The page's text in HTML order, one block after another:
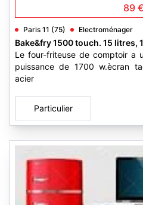
89 €
Paris 11 (75) Electroménager
Bake&fry 1500 touch. 15 litres,
Le four-friteuse de comptoir a
puissance de 1700 w.ècran
acier
Particulier